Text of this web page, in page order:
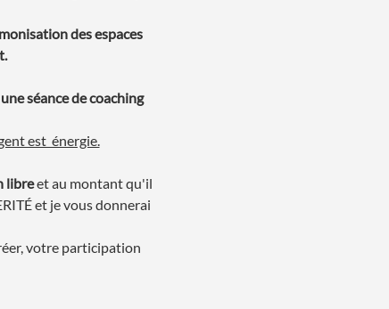
des espaces
séance de coaching
est  énergie.
libre et au montant qu'il
et je vous donnerai
votre participation